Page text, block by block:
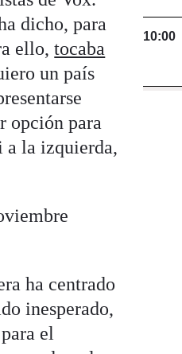
dicho, para
ello,tocaba
un país
opción para
a la izquierda,
ha centrado
inesperado,
el
10:00